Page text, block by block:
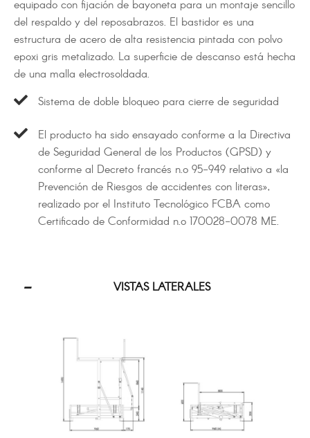
equipado con fijación de bayoneta para un montaje sencillo
del respaldo y del reposabrazos. El bastidor es una
estructura de acero de alta resistencia pintada con polvo
epoxi gris metalizado. La superficie de descanso está hecha
de una malla electrosoldada.
Sistema de doble bloqueo para cierre de seguridad
El producto ha sido ensayado conforme a la Directiva
de Seguridad General de los Productos (GPSD) y
conforme al Decreto francés n.º 95-949 relativo a «la
Prevención de Riesgos de accidentes con literas»,
realizado por el Instituto Tecnológico FCBA como
Certificado de Conformidad n.º 170028-0078 ME.
VISTAS LATERALES